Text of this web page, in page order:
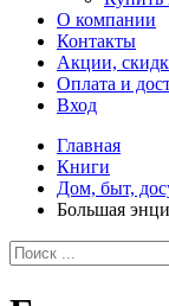
О компании
Контакты
Акции,
Оплата и
Вход
Главная
Книги
Дом, быт,
Большая